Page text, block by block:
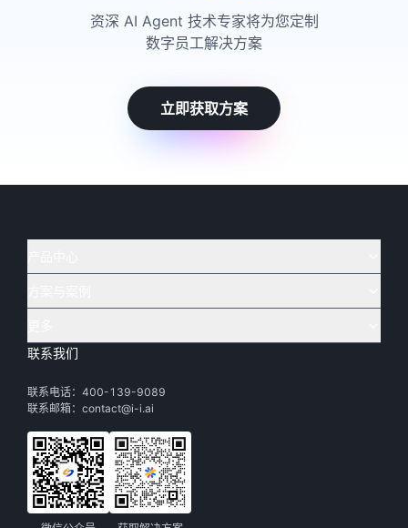
资深 AI Agent 技术专家将为您定制
数字员工解决方案
立即获取方案
IDP 文档审阅 实在 RPA 机器人
实在 RPA 控制器
实在取数宝
电商
政府
制造
教育
财务
下载体验
实在学院
实在社区
帮助中心
智能体市场
渠道加盟
关于实在
加入我们
联系我们
联系电话：400-139-9089
联系邮箱：contact@i-i.ai